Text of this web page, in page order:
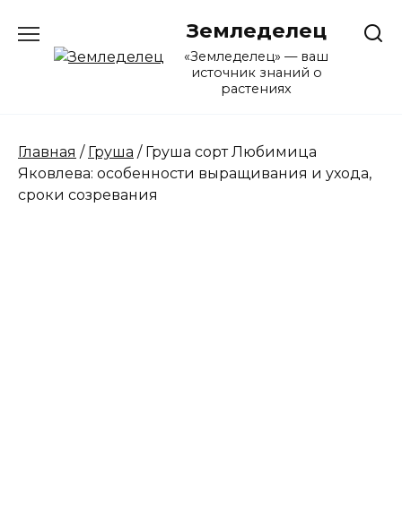
содержанию
Земледелец
«Земледелец» — ваш
источник знаний о
растениях
Главная / Груша / Груша сорт Любимица
Яковлева: особенности выращивания и ухода,
сроки созревания